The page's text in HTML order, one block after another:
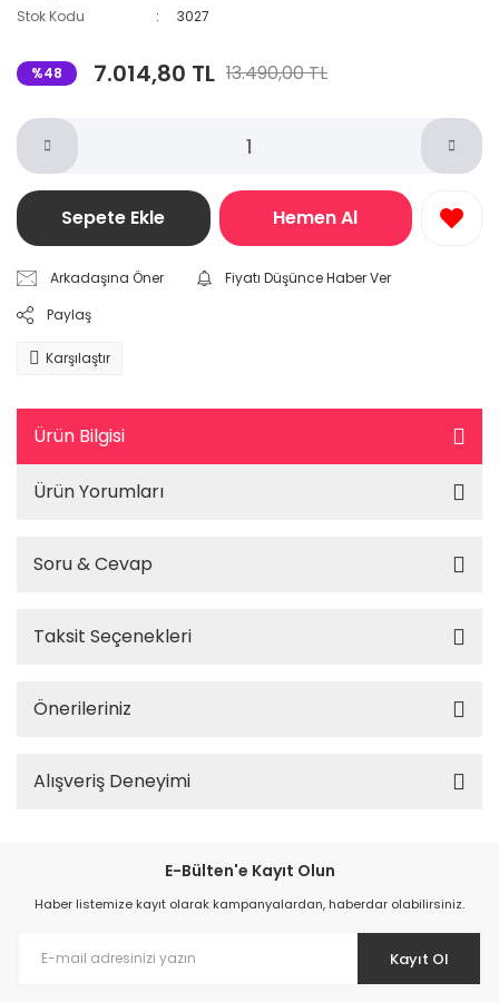
Stok Kodu
3027
%48 7.014,80 TL 13.490,00 TL
Sepete Ekle Hemen Al
Arkadaşına Öner
Fiyatı Düşünce Haber Ver
Paylaş
Karşılaştır
Ürün Bilgisi
Ürün Yorumları
Soru & Cevap
Taksit Seçenekleri
Önerileriniz
Alışveriş Deneyimi
E-Bülten'e Kayıt Olun
Haber listemize kayıt olarak kampanyalardan, haberdar olabilirsiniz.
Kayıt Ol